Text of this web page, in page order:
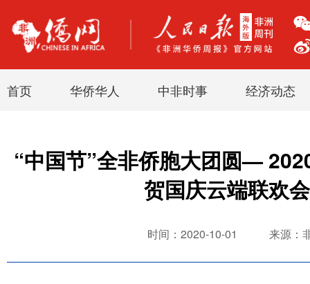
首页 华侨华人 中非时事 经济动态
“中国节”全非侨胞大团圆—
贺国庆云端联欢
时间：2020-10-01 来源：